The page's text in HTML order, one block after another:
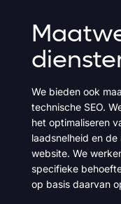
We bieden ook
technische SEO.
het optimaliseren
laadsnelheid en
website. We
specifieke
op basis daarvan